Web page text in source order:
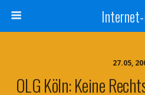
27.05,
OLG Köln: Keine